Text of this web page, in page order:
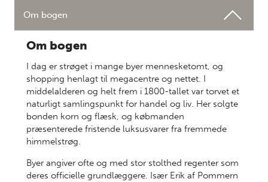
Om bogen
Om bogen
I dag er strøget i mange byer mennesketomt, og
shopping henlagt til megacentre og nettet. I
middelalderen og helt frem i 1800-tallet var torvet et
naturligt samlingspunkt for handel og liv. Her solgte
bonden korn og flæsk, og købmanden
præsenterede fristende luksusvarer fra fremmede
himmelstrøg.
Byer angiver ofte og med stor stolthed regenter som
deres officielle grundlæggere. Især Erik af Pommern